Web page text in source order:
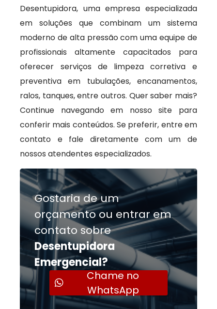
Desentupidora, uma empresa especializada
em soluções que combinam um sistema
moderno de alta pressão com uma equipe de
profissionais altamente capacitados para
oferecer serviços de limpeza corretiva e
preventiva em tubulações, encanamentos,
ralos, tanques, entre outros. Quer saber mais?
Continue navegando em nosso site para
conferir mais conteúdos. Se preferir, entre em
contato e fale diretamente com um de
nossos atendentes especializados.
Gostaria de um
orçamento ou entrar em
contato sobre
Desentupidora
Emergencial?
Chame no
WhatsApp